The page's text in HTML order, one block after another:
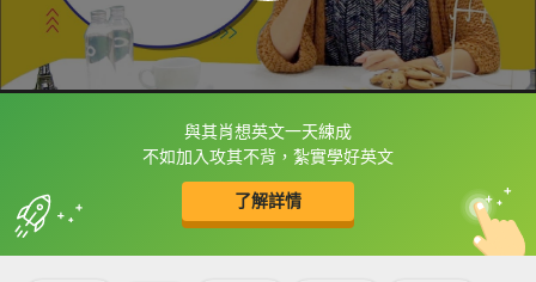
與其肖想英文一天練成
不如加入攻其不背，紮實學好英文
了解詳情
框選或點兩下字幕可以直接查字典喔！
收錄佳句 中
英